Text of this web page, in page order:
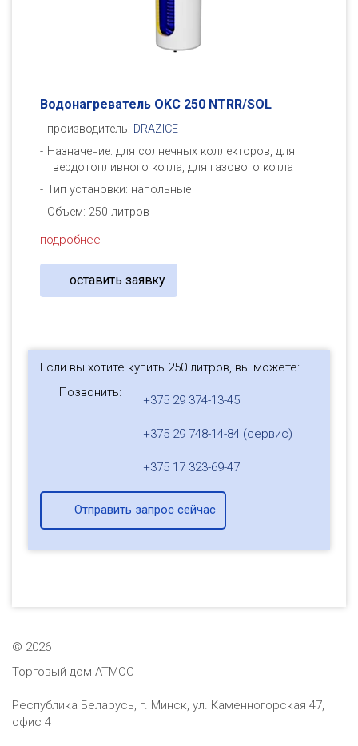
Водонагреватель OKC 250 NTRR/SOL
производитель: DRAZICE
Назначение: для солнечных коллекторов, для
твердотопливного котла, для газового котла
Тип установки: напольные
Объем: 250 литров
подробнее
оставить заявку
Если вы хотите купить 250 литров, вы можете:
Позвонить:
+375 29 374-13-45
+375 29 748-14-84 (сервис)
+375 17 323-69-47
Отправить запрос сейчас
© 2026
Торговый дом АТМОС
Республика Беларусь, г. Минск, ул. Каменногорская 47,
офис 4